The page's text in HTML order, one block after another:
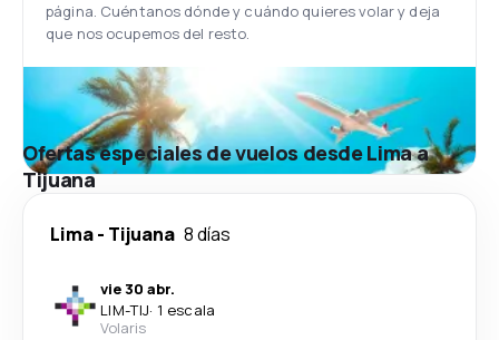
página. Cuéntanos dónde y cuándo quieres volar y deja
que nos ocupemos del resto.
Ofertas especiales de vuelos desde Lima a
Tijuana
Lima- Tijuana 8 días
vie 30 abr.
LIM-TIJ· 1 escala
Volaris